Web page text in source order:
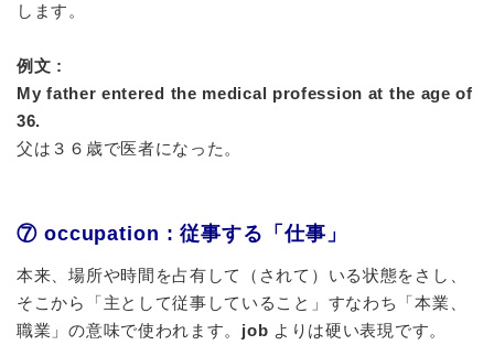
します。
例文 :
My father entered the medical profession at the age of
36.
父は３６歳で医者になった。
⑦ occupation : 従事する「仕事」
本来、場所や時間を占有して（されて）いる状態をさし、
そこから「主として従事していること」すなわち「本業、
職業」の意味で使われます。 job よりは硬い表現です。